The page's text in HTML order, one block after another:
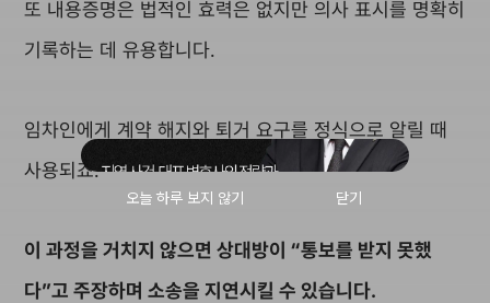
또 내용증명은 법적인 효력은 없지만 의사 표시를 명확히
기록하는 데 유용합니다.
임차인에게 계약 해지와 퇴거 요구를 정식으로 알릴 때
사용되죠.
이 과정을 거치지 않으면 상대방이 “통보를 받지 못했
다”고 주장하며 소송을 지연시킬 수 있습니다.